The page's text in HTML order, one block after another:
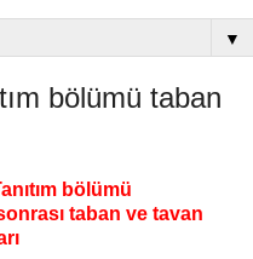
▼
bölümü taban
bölümü
taban ve tavan